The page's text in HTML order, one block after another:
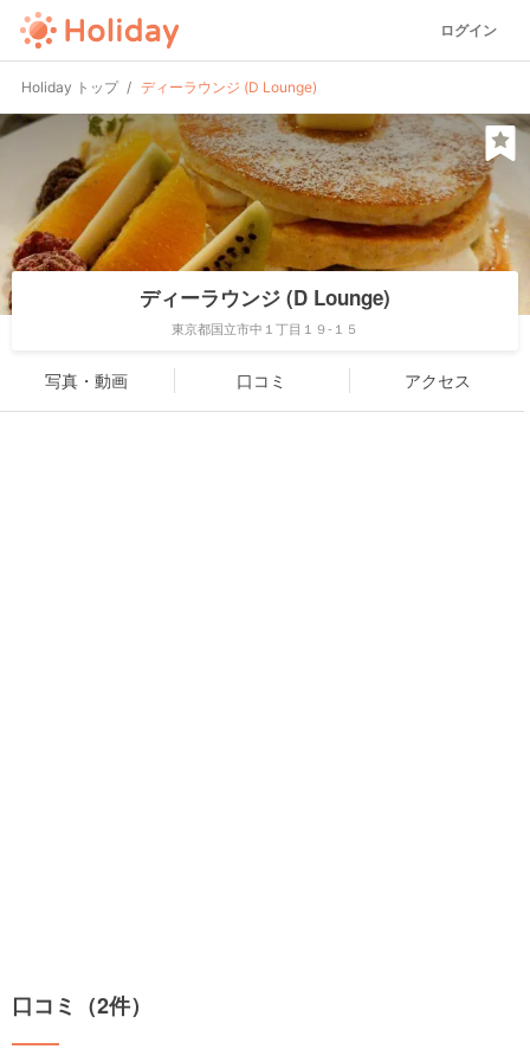
ログイン
Holiday トップ ディーラウンジ (D Lounge)
ディーラウンジ (D Lounge)
東京都国立市中１丁目１９-１５
写真・動画 口コミ アクセス
口コミ（2件）